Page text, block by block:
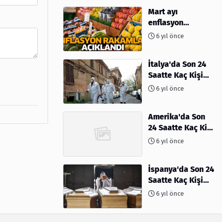
Mart ayı
enflasyon
rakamları
6 yıl önce
İtalya'da Son 24
Saatte Kaç Kişi
Öldü6 yıl önce
Amerika'da Son
24 Saatte Kaç Kişi
Öldü - 06 Nisan
6 yıl önce
İspanya'da Son 24
Saatte Kaç Kişi
Öldü6 yıl önce